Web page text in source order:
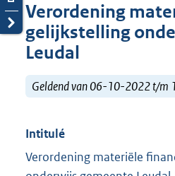
Verordening
gelijkstelling
Leudal
Geldend van 06-10-2022 t/
Intitulé
Verordening materiële